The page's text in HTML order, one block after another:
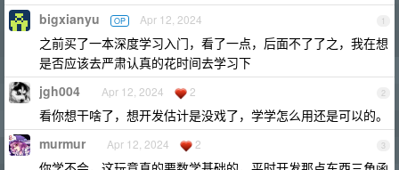
1
bigxianyu OP Apr 12, 2024
之前买了一本深度学习入门，看了一点，后面不了了之，我在想
是否应该去严肃认真的花时间去学习下
2
jgh004 Apr 12, 2024 2
看你想干啥了，想开发估计是没戏了，学学怎么用还是可以的。
3
murmur Apr 12, 2024 2